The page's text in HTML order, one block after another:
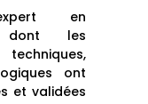
expert en
dont les
ont
et validées